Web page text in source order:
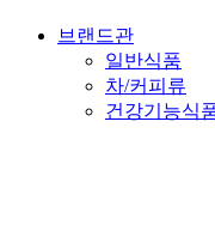
브랜드관
일반식품
차/커피류
건강기능식